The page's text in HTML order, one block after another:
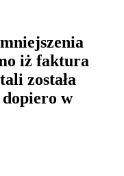
iż faktura
została
w